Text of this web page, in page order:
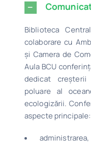
Biblioteca
colaborare cu
și Camera de
Aula BCU
dedicat
poluare al
ecologizării.
aspecte principale: